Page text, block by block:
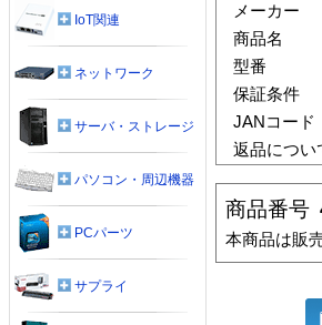
メーカー
商品名
型番
保証条件
JANコード
返品につい
商品番号
本商品は販
IoT関連
ネットワーク
サーバ・ストレージ
パソコン・周辺機器
PCパーツ
サプライ